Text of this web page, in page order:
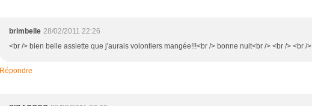
brimbelle 28/02/2011 22:26
<br /> bien belle assiette que j'aurais volontiers mangée!!!<br /> bonne nuit<br /> <br /> <br />
Répondre